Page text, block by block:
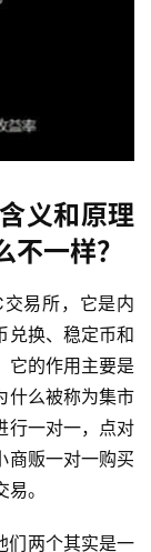
义和原理
一样？
易所，它是内
兑换、稳定币和
它的作用主要是
什么被称为集市
行一对一，点对
商贩一对一购买
。
们两个其实是一